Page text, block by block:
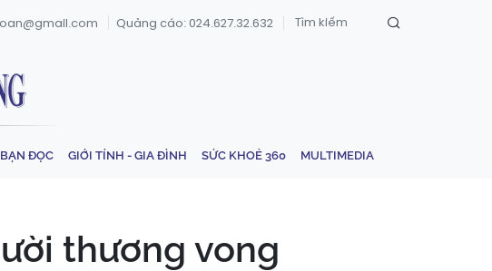
Quảng cáo: 024.627.32.632
ĐỌC GIỚI TÍNH - GIA ĐÌNH SỨC KHOẺ 360 MULTIMEDIA
thương vong